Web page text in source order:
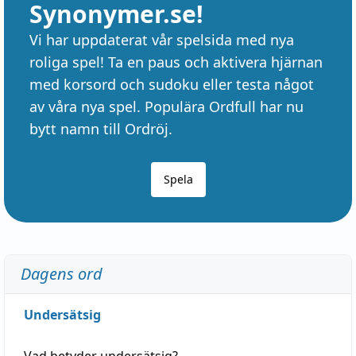
Synonymer.se!
Vi har uppdaterat vår spelsida med nya
roliga spel! Ta en paus och aktivera hjärnan
med korsord och sudoku eller testa något
av våra nya spel. Populära Ordfull har nu
bytt namn till Ordröj.
Spela
Dagens ord
Undersätsig